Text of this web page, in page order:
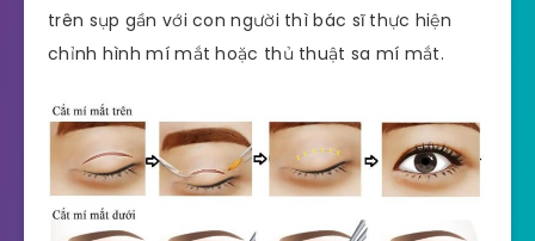
trên sụp gần với con người thì bác sĩ thực hiện
chỉnh hình mí mắt hoặc thủ thuật sa mí mắt.